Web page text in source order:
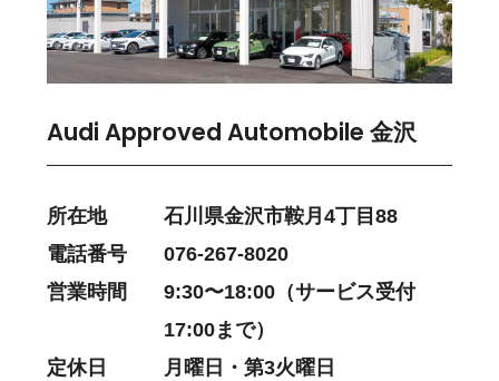
Audi Approved Automobile 金沢
所在地
石川県金沢市鞍月4丁目88
電話番号
076-267-8020
営業時間
9:30〜18:00（サービス受付
17:00まで）
定休日
月曜日・第3火曜日